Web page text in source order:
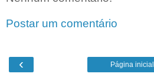
Postar um comentário
‹ Página inicial